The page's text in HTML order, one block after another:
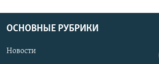
ОСНОВНЫЕ РУБРИКИ
Новости